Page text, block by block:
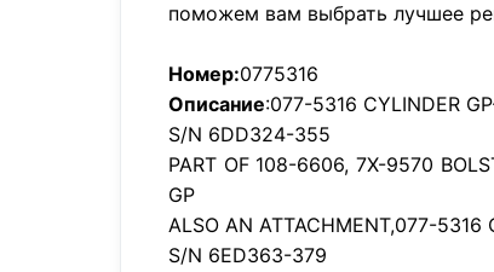
поможем вам выбрать лучшее
Номер:0775316
Описание:077-5316 CYLINDER
S/N 6DD324-355
PART OF 108-6606, 7X-9570
GP
ALSO AN ATTACHMENT,077-5316
S/N 6ED363-379